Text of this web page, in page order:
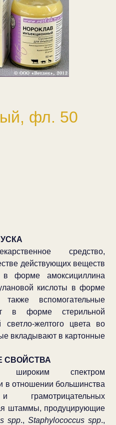
фл. 50
средство,
действующих веществ
форме амоксициллина
кислоты в форме
вспомогательные
в форме стерильной
светло-желтого цвета во
вкладывают в картонные
СВОЙСТВА
широким спектром
в отношении большинства
грамотрицательных
штаммы, продуцирующие
spp., Staphylococcus spp.,